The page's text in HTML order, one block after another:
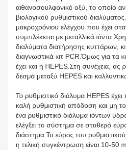
αιθανοσουλφονικό οξύ, το οποίο
βιολογικού ρυθμιστικού
μακροχρόνιου ελέγχου που έχει
συμπλέκεται με μεταλλικά
διαλύματα διατήρησης κυττάρων,
διαγνωστικά κιτ PCR.Όμως για τα
έχει και η HEPES.Στη συνέχεια, ας
δεσμά μεταξύ HEPES και
Το ρυθμιστικό διάλυμα HEPES
καλή ρυθμιστική απόδοση και μη
ένα ρυθμιστικό διάλυμα ιόντων
ελέγξει το σύστημα σε σταθερό
διάστημα.Το εύρος του
η τελική συγκέντρωση είναι 10-50